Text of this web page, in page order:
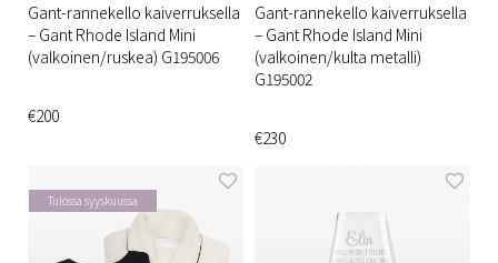
Gant-rannekello kaiverruksella
– Gant Rhode Island Mini
(valkoinen/ruskea) G195006
€200
Gant-rannekello kaiverruksella
– Gant Rhode Island Mini
(valkoinen/kulta metalli)
G195002
€230
Tulossa syyskuussa